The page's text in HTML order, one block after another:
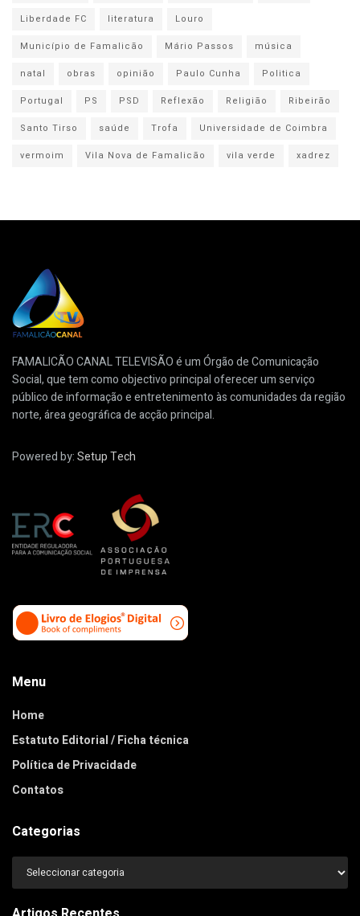
Liberdade FC
literatura
Louro
Município de Famalicão
Mário Passos
música
natal
obras opinião Paulo Cunha
Politica
Portugal
PS PSD Reflexão Religião
Ribeirão
Santo Tirso
saúde Trofa
Universidade de Coimbra
vermoim
Vila Nova de Famalicão vila verde xadrez
FAMALICÃO CANAL TELEVISÃO é um Órgão de Comunicação
Social, que tem como objectivo principal oferecer um serviço
público de informação e entretenimento às comunidades da região
norte, área geográfica de acção principal.
Powered by:Setup Tech
Menu
Home
Estatuto Editorial / Ficha técnica
Política de Privacidade
Contatos
Categorias
Categorias